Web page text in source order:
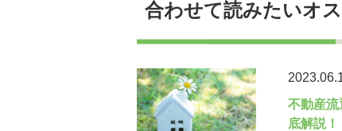
合わせて読みたいオ
不動産流
底解説！